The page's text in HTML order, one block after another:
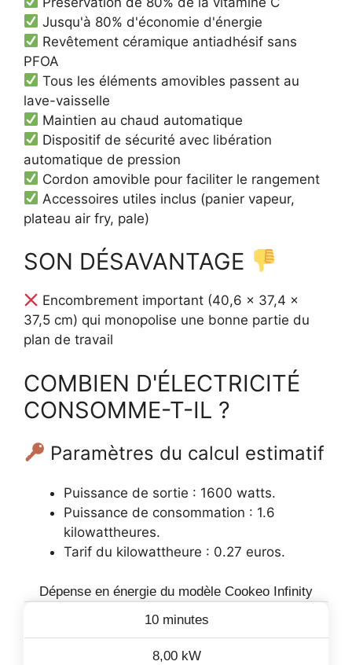
Jusqu'à 80% d'économie d'énergie
Revêtement céramique antiadhésif sans
PFOA
Tous les éléments amovibles passent au
lave-vaisselle
Maintien au chaud automatique
Dispositif de sécurité avec libération
automatique de pression
Cordon amovible pour faciliter le rangement
Accessoires utiles inclus (panier vapeur,
plateau air fry, pale)
SON DÉSAVANTAGE
Encombrement important (40,6 x 37,4 x
37,5 cm) qui monopolise une bonne partie du
plan de travail
COMBIEN D'ÉLECTRICITÉ
CONSOMME-T-IL ?
Paramètres du calcul estimatif
Puissance de sortie : 1600 watts.
Puissance de consommation : 1.6
kilowattheures.
Tarif du kilowattheure : 0.27 euros.
Dépense en énergie du modèle Cookeo Infinity
10 minutes
8,00 kW